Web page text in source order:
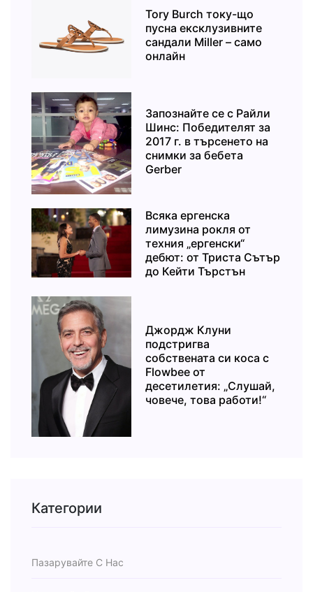
Tory Burch току-що
пусна ексклузивните
сандали Miller – само
онлайн
Запознайте се с Райли
Шинс: Победителят за
2017 г. в търсенето на
снимки за бебета
Gerber
Всяка ергенска
лимузина рокля от
техния „ергенски“
дебют: от Триста Сътър
до Кейти Търстън
Джордж Клуни
подстригва
собствената си коса с
Flowbee от
десетилетия: „Слушай,
човече, това работи!“
Категории
Пазарувайте С Нас